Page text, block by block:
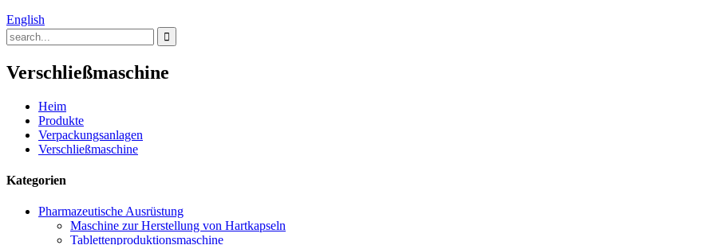
English
Verschließmaschine
Heim
Produkte
Verpackungsanlagen
Verschließmaschine
Kategorien
Pharmazeutische Ausrüstung
Maschine zur Herstellung von Hartkapseln
Tablettenproduktionsmaschine